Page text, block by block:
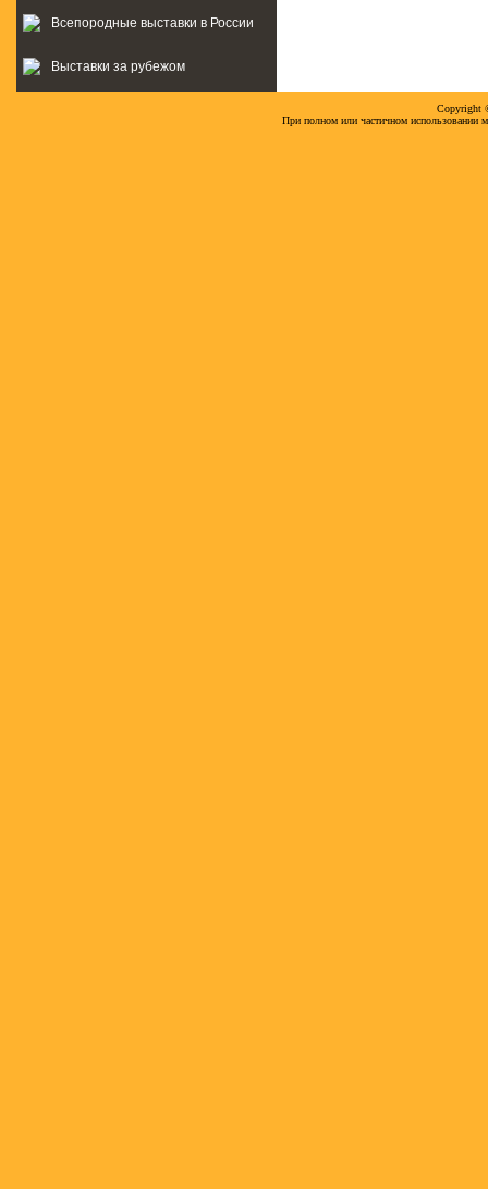
Всепородные выставки в России
Выставки за рубежом
Copyright
При полном или частичном использовании